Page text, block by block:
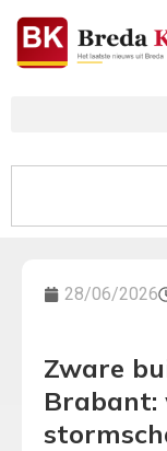
28/06/2026
Zware
Brabant: